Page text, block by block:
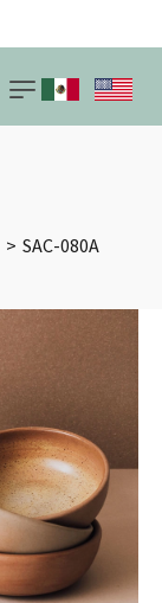
> SAC-080A